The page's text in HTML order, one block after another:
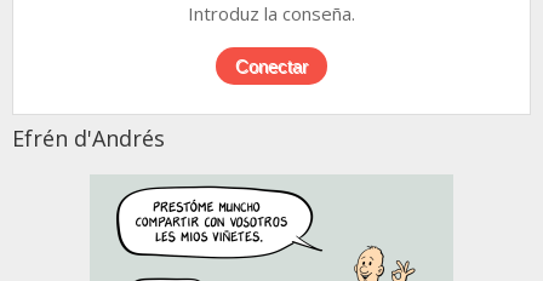
Introduz la conseña.
Efrén d'Andrés